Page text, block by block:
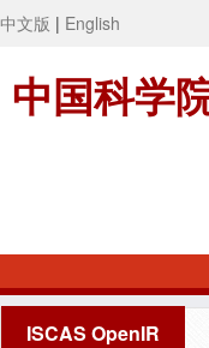
中文版 | English
中国科学
ISCAS OpenIR